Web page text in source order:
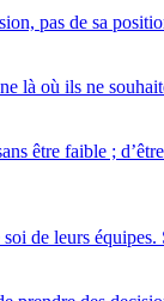
pas de sa
là où ils ne
être faible ;
de leurs